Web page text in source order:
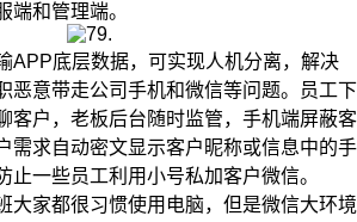
端和管理端。
底层数据，可实现人机分离，解决
恶意带走公司手机和微信等问题。员工下
客户，老板后台随时监管，手机端屏蔽客
需求自动密文显示客户昵称或信息中的手
止一些员工利用小号私加客户微信。
家都很习惯使用电脑，但是微信大环境